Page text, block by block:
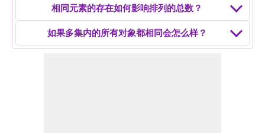
相同元素的存在如何影响排列的总数？
如果多集内的所有对象都相同会怎么样？